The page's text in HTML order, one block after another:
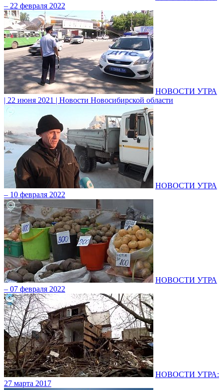
– 22 февраля 2022
НОВОСТИ УТРА
| 22 июня 2021 | Новости Новосибирской области
НОВОСТИ УТРА
– 10 февраля 2022
НОВОСТИ УТРА
– 07 февраля 2022
НОВОСТИ УТРА:
27 марта 2017